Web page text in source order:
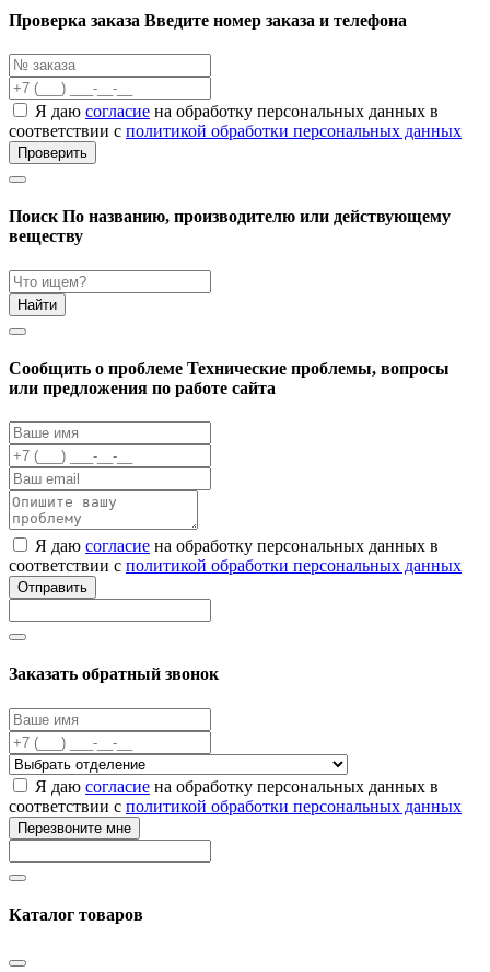
Проверка заказа Введите номер заказа и телефона
Я даю согласие на обработку персональных данных в
соответствии с политикой обработки персональных данных
Проверить
Поиск По названию, производителю или действующему
веществу
Найти
Cообщить о проблеме Технические проблемы, вопросы
или предложения по работе сайта
Я даю согласие на обработку персональных данных в
соответствии с политикой обработки персональных данных
Отправить
Заказать обратный звонок
Я даю согласие на обработку персональных данных в
соответствии с политикой обработки персональных данных
Перезвоните мне
Каталог товаров